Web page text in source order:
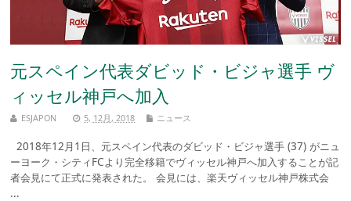
元スペイン代表ダビッド・ビジャ選手 ヴ
ィッセル神戸へ加入
ESJAPON 5, 12月, 2018 ニュース
2018年12月1日、元スペイン代表のダビッド・ビジャ選手 (37) がニュ
ーヨーク・シティFCより完全移籍でヴィッセル神戸へ加入することが記
者会見にて正式に発表された。 会見には、楽天ヴィッセル神戸株式会
...